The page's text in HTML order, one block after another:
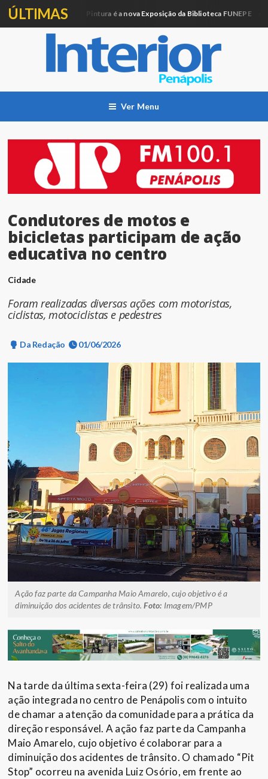
ÚLTIMAS
Artesanato e Pintura é a nova Exposição da Biblioteca FUNEPE
Ver Menu
Condutores de motos e
bicicletas participam de ação
educativa no centro
Cidade
Foram realizadas diversas ações com motoristas,
ciclistas, motociclistas e pedestres
Da Redação 01/06/2026
Ação faz parte da Campanha Maio Amarelo, cujo objetivo é a
diminuição dos acidentes de trânsito.Foto: Imagem/PMP
Na tarde da última sexta-feira (29) foi realizada uma
ação integrada no centro de Penápolis com o intuito
de chamar a atenção da comunidade para a prática da
direção responsável. A ação faz parte da Campanha
Maio Amarelo, cujo objetivo é colaborar para a
diminuição dos acidentes de trânsito. O chamado “Pit
Stop” ocorreu na avenida Luiz Osório, em frente ao